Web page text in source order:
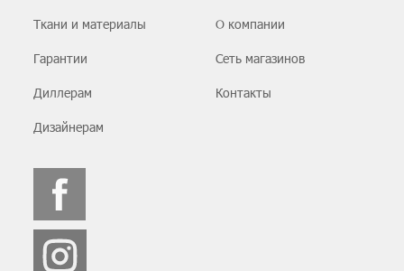
Ткани и материалы
Гарантии
Диллерам
Дизайнерам
О компании
Сеть магазинов
Контакты